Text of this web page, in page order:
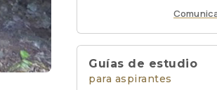
Guías de estudio
para aspirantes